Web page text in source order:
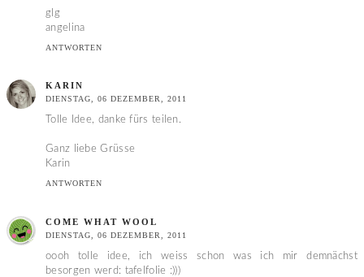
glg
angelina
ANTWORTEN
KARIN
DIENSTAG, 06 DEZEMBER, 2011
Tolle Idee, danke fürs teilen.
Ganz liebe Grüsse
Karin
ANTWORTEN
COME WHAT WOOL
DIENSTAG, 06 DEZEMBER, 2011
oooh tolle idee, ich weiss schon was ich mir demnächst
besorgen werd: tafelfolie :)))